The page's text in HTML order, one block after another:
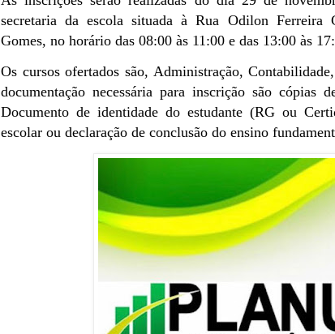
secretaria da escola situada à Rua Odilon Ferreira
Gomes, no horário das 08:00 às 11:00 e das 13:00 às
Os cursos ofertados são, Administração,
documentação necessária para inscrição são cópias
Documento de identidade do estudante (RG ou
escolar ou declaração de conclusão do ensino